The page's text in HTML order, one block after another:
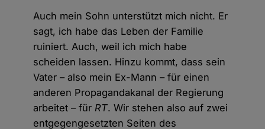
Auch mein Sohn unterstützt mich nicht. Er
sagt, ich habe das Leben der Familie
ruiniert. Auch, weil ich mich habe
scheiden lassen. Hinzu kommt, dass sein
Vater – also mein Ex-Mann – für einen
anderen Propagandakanal der Regierung
arbeitet – fürRT. Wir stehen also auf zwei
entgegengesetzten Seiten des